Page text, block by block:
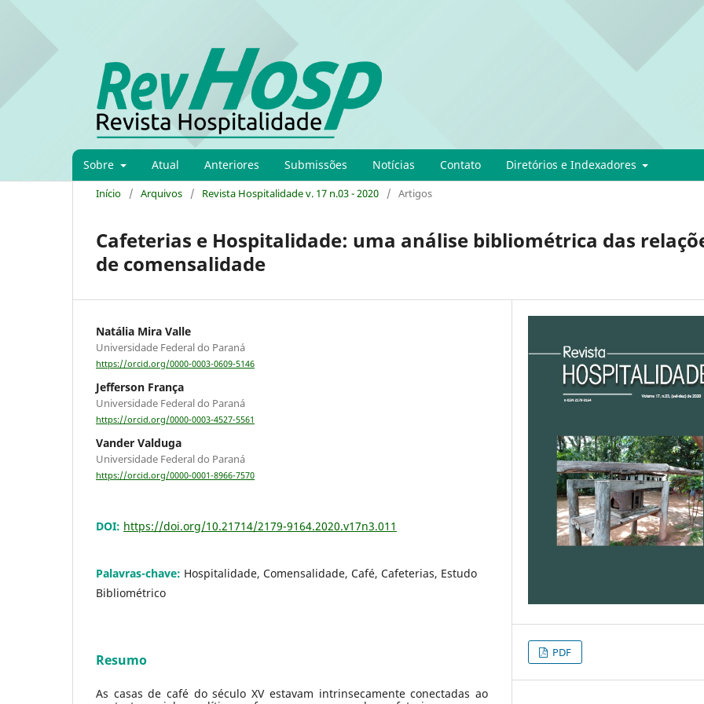
Sobre Atual Anteriores Submissões Notícias Contato Diretórios e Indexadores
Início / Arquivos / Revista Hospitalidade v. 17 n.03 - 2020 / Artigos
Cafeterias e Hospitalidade: uma análise bibliométrica das
de comensalidade
Natália Mira Valle
Universidade Federal do Paraná
https://orcid.org/0000-0003-0609-5146
Jefferson França
Universidade Federal do Paraná
https://orcid.org/0000-0003-4527-5561
Vander Valduga
Universidade Federal do Paraná
https://orcid.org/0000-0001-8966-7570
DOI: https://doi.org/10.21714/2179-9164.2020.v17n3.011
Palavras-chave: Hospitalidade, Comensalidade, Café, Cafeterias, Estudo
Bibliométrico
Resumo
As casas de café do século XV estavam intrinsecamente conectadas ao
PDF